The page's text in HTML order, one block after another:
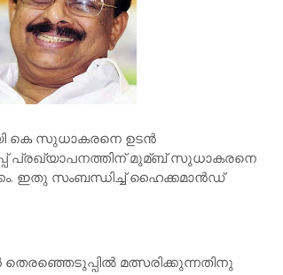
കെ സുധാകരനെ ഉടന്‍
പ്രഖ്യാപനത്തിന് മുമ്ബ് സുധാകരനെ
ഇതു സംബന്ധിച്ച്‌ ഹൈക്കമാന്‍ഡ്
തെരഞ്ഞെടുപ്പില്‍ മത്സരിക്കുന്നതിനു